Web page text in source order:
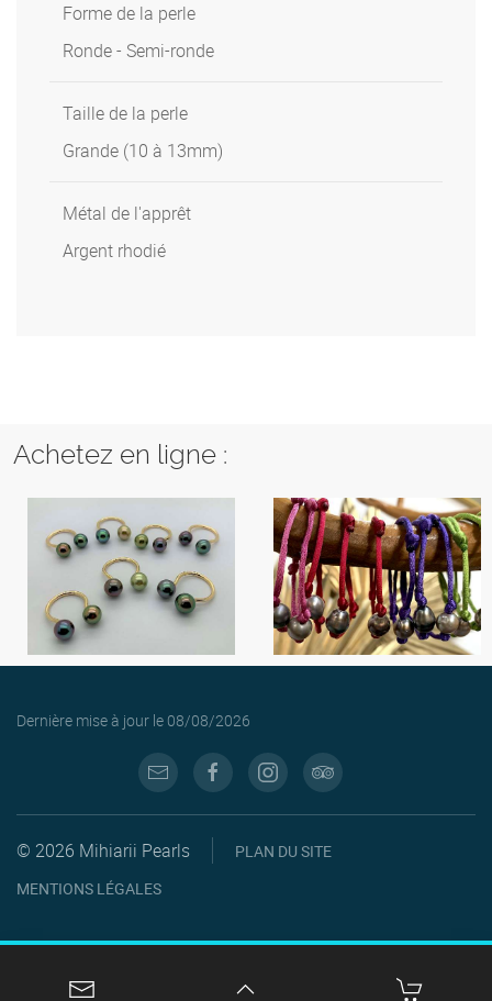
Forme de la perle
Ronde - Semi-ronde
Taille de la perle
Grande (10 à 13mm)
Métal de l'apprêt
Argent rhodié
Achetez en ligne :
Dernière mise à jour le 08/08/2026
© 2026 Mihiarii Pearls
PLAN DU SITE
MENTIONS LÉGALES